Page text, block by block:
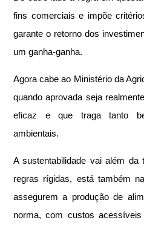
fins comerciais e impõe
garante o retorno dos
um ganha-ganha.
Agora cabe ao Ministério da
quando aprovada seja
eficaz e que traga tanto
ambientais.
A sustentabilidade vai além
regras rígidas, está também
assegurem a produção de
norma, com custos